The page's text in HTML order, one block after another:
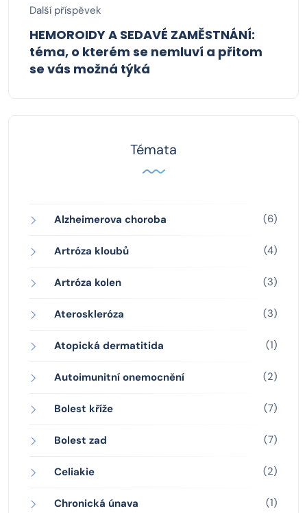
Další příspěvek
HEMOROIDY A SEDAVÉ ZAMĚSTNÁNÍ:
téma, o kterém se nemluví a přitom
se vás možná týká
Témata
Alzheimerova choroba (6)
Artróza kloubů (4)
Artróza kolen (3)
Ateroskleróza (3)
Atopická dermatitida (1)
Autoimunitní onemocnění (2)
Bolest kříže (7)
Bolest zad (7)
Celiakie (2)
Chronická únava (1)